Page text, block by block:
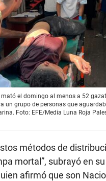
mató el domingo al menos a 52
un grupo de personas que
Foto: EFE/Media Luna Roja
métodos de
mortal”, subrayó en
afirmó que son